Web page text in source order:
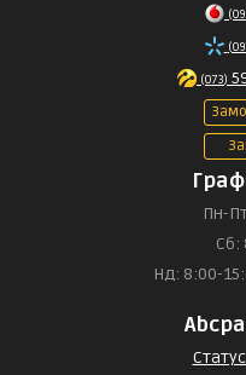
(073)
Пн-
Сб:
Нд: 8:00-